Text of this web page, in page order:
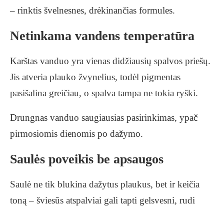
– rinktis švelnesnes, drėkinančias formules.
Netinkama vandens temperatūra
Karštas vanduo yra vienas didžiausių spalvos priešų.
Jis atveria plauko žvynelius, todėl pigmentas
pasišalina greičiau, o spalva tampa ne tokia ryški.
Drungnas vanduo saugiausias pasirinkimas, ypač
pirmosiomis dienomis po dažymo.
Saulės poveikis be apsaugos
Saulė ne tik blukina dažytus plaukus, bet ir keičia
toną – šviesūs atspalviai gali tapti gelsvesni, rudi